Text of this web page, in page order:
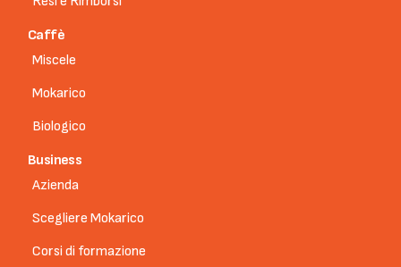
Caffè
Miscele
Mokarico
Biologico
Business
Azienda
Scegliere Mokarico
Corsi di formazione